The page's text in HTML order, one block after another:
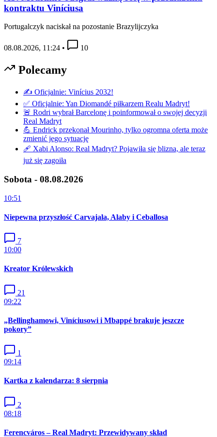
kontraktu Viníciusa
Portugalczyk naciskał na pozostanie Brazylijczyka
08.08.2026, 11:24 • 10
Polecamy
✍️ Oficjalnie: Vinícius 2032!
✅ Oficjalnie: Yan Diomandé piłkarzem Realu Madryt!
🚨 Rodri wybrał Barcelonę i poinformował o swojej decyzji
Real Madryt
💪 Endrick przekonał Mourinho, tylko ogromna oferta może
zmienić jego sytuację
🩹 Xabi Alonso: Real Madryt? Pojawiła się blizna, ale teraz
już się zagoiła
Sobota - 08.08.2026
10:51
Niepewna przyszłość Carvajala, Alaby i Ceballosa
7
10:00
Kreator Królewskich
21
09:22
„Bellinghamowi, Viníciusowi i Mbappé brakuje jeszcze
pokory”
1
09:14
Kartka z kalendarza: 8 sierpnia
2
08:18
Ferencváros – Real Madryt: Przewidywany skład